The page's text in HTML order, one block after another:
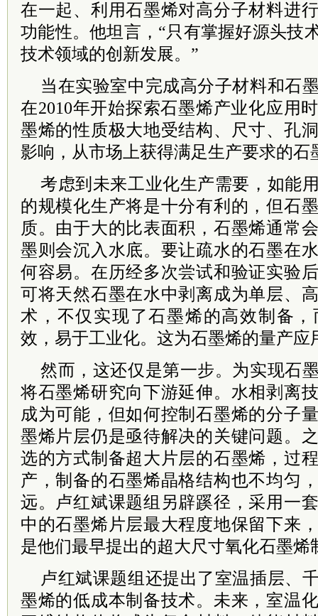
在一起、利用石墨烯对高分子材料进
功能性。他坦言，“只有掌握好源头技
技术领域的创新发展。”
当在实验室中完成高分子材料和石
在2010年开始探索石墨烯产业化应用
墨烯的性质极大地受结构、尺寸、孔
影响，从市场上获得满足生产要求的石
考虑到未来工业化生产需要，如能
的规模化生产将是十分有利的，但石
质。由于大的比表面积，石墨烯通常
墨则会沉入水底。要让疏水的石墨在
何容易。 在历经多次尝试和验证实验
可将天然石墨在水中剥离成为单层、
术，不仅实现了石墨烯的高效制备
效，易于工业化。这为石墨烯的量产应
然而，这还仅是第一步。为实现石
将石墨烯研究向下游延伸。水相剥离
成为可能，但如何控制石墨烯的分子
墨烯片层仍是亟待解决的关键问题。
选的方式制备超大片层的石墨烯，过
产，制备的石墨烯晶格结构也不均匀
远。卢红斌课题组另辟蹊径，采用一
中的石墨烯片层最大程度地保留下来
是他们最早提出的超大尺寸氧化石墨烯
卢红斌课题组还提出了室温插层、
墨烯的低成本制备技术。未来，室温